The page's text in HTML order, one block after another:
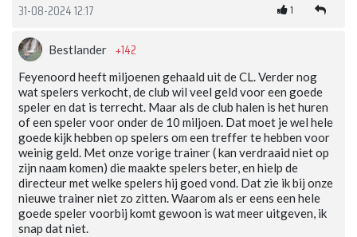
31-08-2024 12:17 1
Bestlander +142
Feyenoord heeft miljoenen gehaald uit de CL. Verder nog
wat spelers verkocht, de club wil veel geld voor een goede
speler en dat is terrecht. Maar als de club halen is het huren
of een speler voor onder de 10 miljoen. Dat moet je wel hele
goede kijk hebben op spelers om een treffer te hebben voor
weinig geld. Met onze vorige trainer ( kan verdraaid niet op
zijn naam komen) die maakte spelers beter, en hielp de
directeur met welke spelers hij goed vond. Dat zie ik bij onze
nieuwe trainer niet zo zitten. Waarom als er eens een hele
goede speler voorbij komt gewoon is wat meer uitgeven, ik
snap dat niet.